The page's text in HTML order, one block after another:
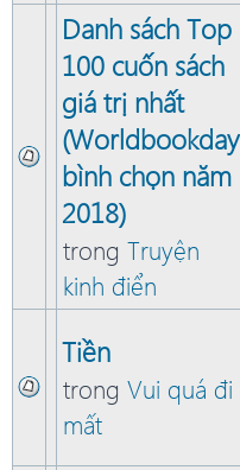
Danh sách Top
100 cuốn sách
giá trị nhất
(Worldbookday
bình chọn năm
2018)
trong Truyện
kinh điển
Tiền
trong Vui quá đi
mất